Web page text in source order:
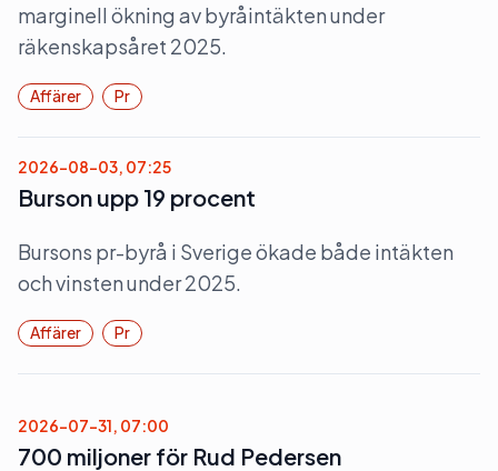
marginell ökning av byråintäkten under
räkenskapsåret 2025.
Affärer Pr
2026-08-03, 07:25
Burson upp 19 procent
Bursons pr-byrå i Sverige ökade både intäkten
och vinsten under 2025.
Affärer Pr
2026-07-31, 07:00
700 miljoner för Rud Pedersen